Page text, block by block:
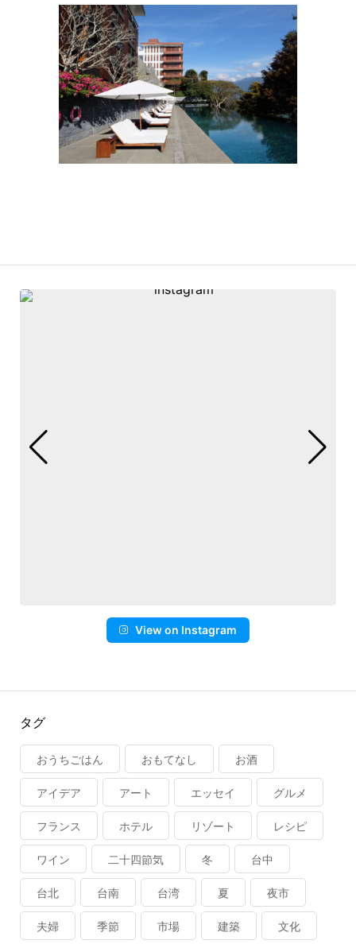
View on Instagram
タグ
おうちごはん おもてなし お酒
アイデア アート エッセイ グルメ
フランス ホテル リゾート レシピ
ワイン 二十四節気 冬 台中
台北 台南 台湾 夏 夜市
夫婦 季節 市場 建築 文化